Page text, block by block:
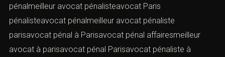
pénalmeilleur avocat pénalisteavocat Paris
pénalisteavocat pénalmeilleur avocat pénaliste
parisavocat pénal à Parisavocat pénal affairesmeilleur
avocat à parisavocat pénal Parisavocat pénaliste à